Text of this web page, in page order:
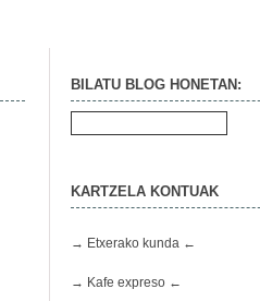
BILATU BLOG HONETAN:
KARTZELA KONTUAK
→ Etxerako kunda ←
→ Kafe expreso ←